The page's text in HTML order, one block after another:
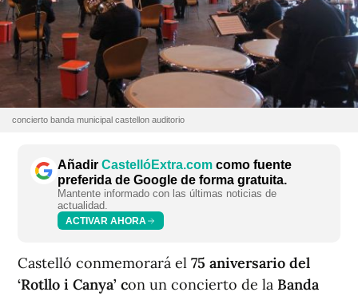
concierto banda municipal castellon auditorio
Añadir CastellóExtra.com como fuente
preferida de Google de forma gratuita.
Mantente informado con las últimas noticias de
actualidad.
ACTIVAR AHORA
Castelló conmemorará el 75 aniversario del
‘Rotllo i Canya’ con un concierto de la Banda